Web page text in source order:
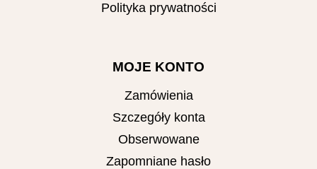
Polityka prywatności
MOJE KONTO
Zamówienia
Szczegóły konta
Obserwowane
Zapomniane hasło